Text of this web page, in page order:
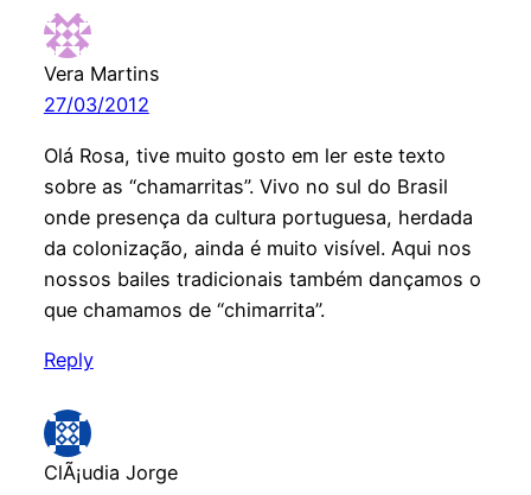
Vera Martins
27/03/2012
Olá Rosa, tive muito gosto em ler este texto
sobre as “chamarritas”. Vivo no sul do Brasil
onde presença da cultura portuguesa, herdada
da colonização, ainda é muito visível. Aqui nos
nossos bailes tradicionais também dançamos o
que chamamos de “chimarrita”.
Reply
ClÃ¡udia Jorge